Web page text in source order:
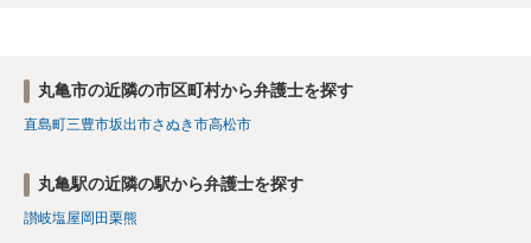
丸亀市の近隣の市区町村から弁護士を探す
直島町三豊市坂出市さぬき市高松市
丸亀駅の近隣の駅から弁護士を探す
讃岐塩屋岡田栗熊